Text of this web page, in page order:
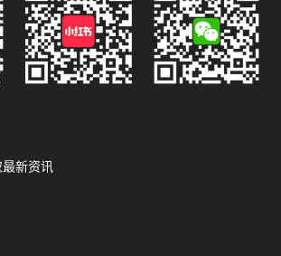
新资讯